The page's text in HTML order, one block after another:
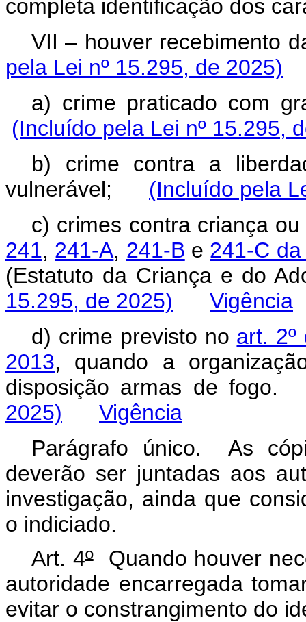
completa identificação dos
VII – houver
pela Lei nº 15.295, de 2025)
a) crime praticado com
(Incluído pela Lei nº 15.295,
b) crime contra a
vulnerável;
(Incluído pela
c) crimes contra criança
241, 241-A, 241-B e 241-C
(Estatuto da Criança e do
15.295, de 2025)
Vigência
d) crime previsto no art.
2013, quando a
disposição armas de
2025)
Vigência
Parágrafo único. As
deverão ser juntadas aos
investigação, ainda que
o indiciado.
Art. 4ºQuando houver
autoridade encarregada
evitar o constrangimento do